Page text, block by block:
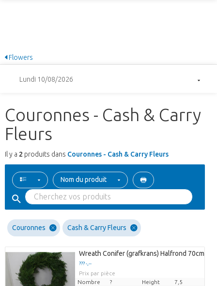
Flowers
Lundi 10/08/2026
Couronnes - Cash & Carry
Fleurs
Il y a 2 produits dans Couronnes - Cash & Carry Fleurs
Nom du produit
Couronnes Cash & Carry Fleurs
Wreath Conifer (grafkrans) Halfrond 70cm
??? -,--
Prix par pièce
Nombre
? Height
7,5